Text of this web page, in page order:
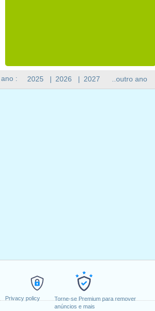
Privacy policy
Torne-se Premium para remover
anúncios e mais
: 2025 | 2026 | 2027 ..outro ano